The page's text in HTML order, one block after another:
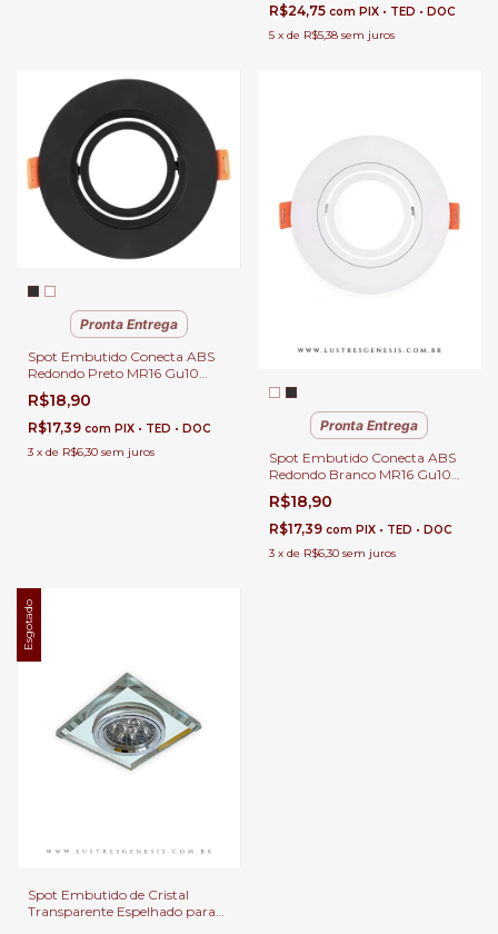
R$24,75 com PIX • TED • DOC
5 x de R$5,38 sem juros
Pronta Entrega
Spot Embutido Conecta ABS
Redondo Preto MR16 Gu10
Para Forros de Gesso Luz
Direcionada
R$18,90
R$17,39 com PIX • TED • DOC
3 x de R$6,30 sem juros
Pronta Entrega
Spot Embutido Conecta ABS
Redondo Branco MR16 Gu10
Para Forros de Gesso Luz
Direcionada
R$18,90
R$17,39 com PIX • TED • DOC
3 x de R$6,30 sem juros
Esgotado
Spot Embutido de Cristal
Transparente Espelhado para